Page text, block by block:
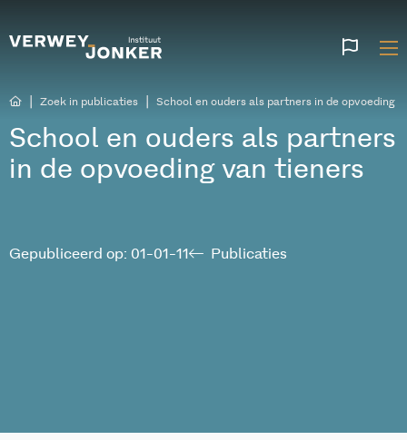
Zoek in publicaties School en ouders als partners in de opvoeding
School en ouders als partners
in de opvoeding van tieners
Publicaties
Gepubliceerd op: 01-01-11